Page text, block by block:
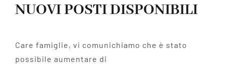
NUOVI POSTI DISPONIBILI
Care famiglie, vi comunichiamo che è stato
possibile aumentare di